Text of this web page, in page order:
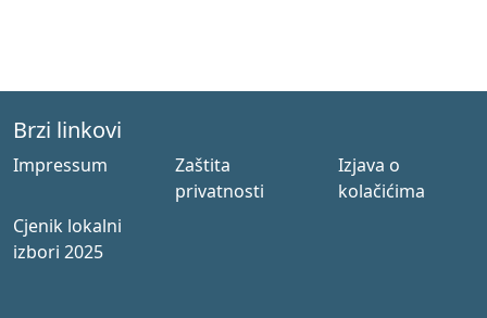
Brzi linkovi
Impressum
Zaštita
privatnosti
Izjava o
kolačićima
Cjenik lokalni
izbori 2025